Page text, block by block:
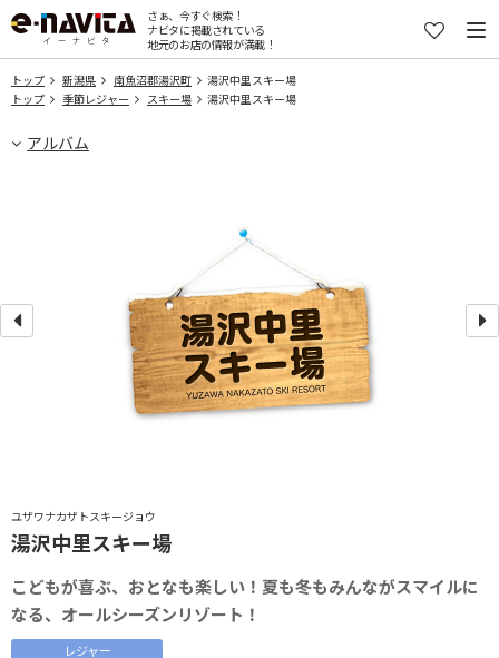
さぁ、今すぐ検索！
ナビタに掲載されている
地元のお店の情報が満載！
トップ 新潟県 南魚沼郡湯沢町
湯沢中里スキー場
トップ
季節レジャー スキー場 湯沢中里スキー場
アルバム
ユザワナカザトスキージョウ
湯沢中里スキー場
こどもが喜ぶ、おとなも楽しい！夏も冬もみんながスマイルに
なる、オールシーズンリゾート！
レジャー